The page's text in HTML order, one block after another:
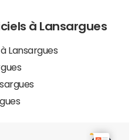
à Lansargues
Lansargues